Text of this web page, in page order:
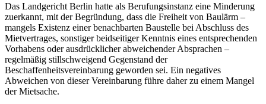
Das Landgericht Berlin hatte als Berufungsinstanz eine Minderung
zuerkannt, mit der Begründung, dass die Freiheit von Baulärm –
mangels Existenz einer benachbarten Baustelle bei Abschluss des
Mietvertrages, sonstiger beidseitiger Kenntnis eines entsprechenden
Vorhabens oder ausdrücklicher abweichender Absprachen –
regelmäßig stillschweigend Gegenstand der
Beschaffenheitsvereinbarung geworden sei. Ein negatives
Abweichen von dieser Vereinbarung führe daher zu einem Mangel
der Mietsache.